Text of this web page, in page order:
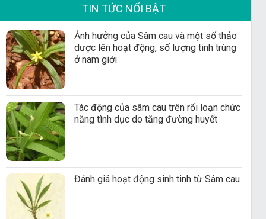
TIN TỨC NỔI BẬT
Ảnh hưởng của Sâm cau và một số thảo
dược lên hoạt động, số lượng tinh trùng
ở nam giới
Tác động của sâm cau trên rối loạn chức
năng tình dục do tăng đường huyết
Đánh giá hoạt động sinh tinh từ Sâm cau